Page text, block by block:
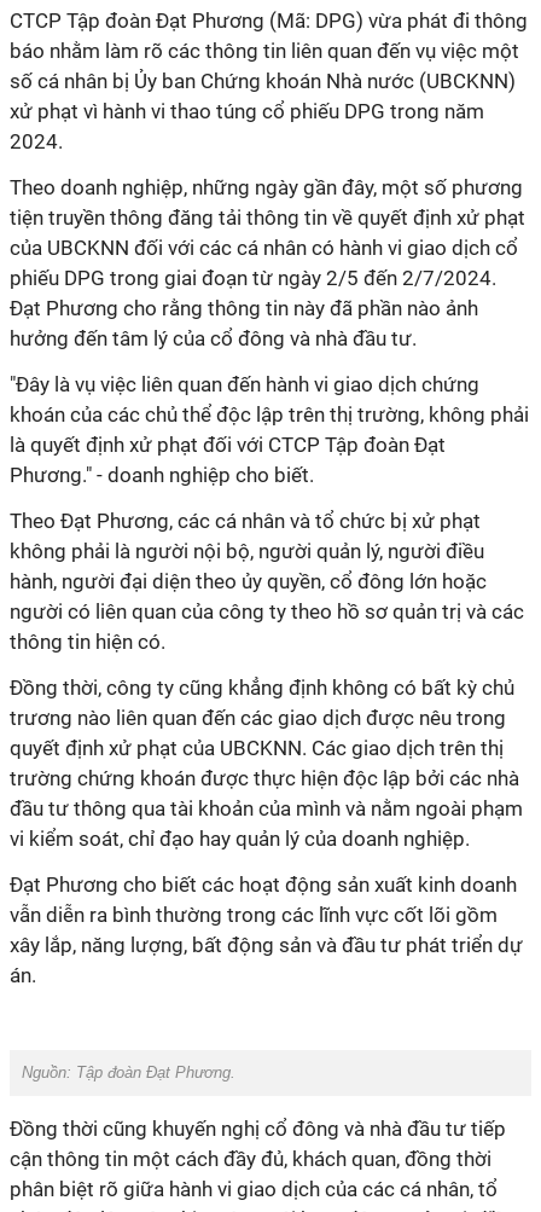
CTCP Tập đoàn Đạt Phương (Mã: DPG) vừa phát đi thông
báo nhằm làm rõ các thông tin liên quan đến vụ việc một
số cá nhân bị Ủy ban Chứng khoán Nhà nước (UBCKNN)
xử phạt vì hành vi thao túng cổ phiếu DPG trong năm
2024.
Theo doanh nghiệp, những ngày gần đây, một số phương
tiện truyền thông đăng tải thông tin về quyết định xử phạt
của UBCKNN đối với các cá nhân có hành vi giao dịch cổ
phiếu DPG trong giai đoạn từ ngày 2/5 đến 2/7/2024.
Đạt Phương cho rằng thông tin này đã phần nào ảnh
hưởng đến tâm lý của cổ đông và nhà đầu tư.
"Đây là vụ việc liên quan đến hành vi giao dịch chứng
khoán của các chủ thể độc lập trên thị trường, không phải
là quyết định xử phạt đối với CTCP Tập đoàn Đạt
Phương." - doanh nghiệp cho biết.
Theo Đạt Phương, các cá nhân và tổ chức bị xử phạt
không phải là người nội bộ, người quản lý, người điều
hành, người đại diện theo ủy quyền, cổ đông lớn hoặc
người có liên quan của công ty theo hồ sơ quản trị và các
thông tin hiện có.
Đồng thời, công ty cũng khẳng định không có bất kỳ chủ
trương nào liên quan đến các giao dịch được nêu trong
quyết định xử phạt của UBCKNN. Các giao dịch trên thị
trường chứng khoán được thực hiện độc lập bởi các nhà
đầu tư thông qua tài khoản của mình và nằm ngoài phạm
vi kiểm soát, chỉ đạo hay quản lý của doanh nghiệp.
Đạt Phương cho biết các hoạt động sản xuất kinh doanh
vẫn diễn ra bình thường trong các lĩnh vực cốt lõi gồm
xây lắp, năng lượng, bất động sản và đầu tư phát triển dự
án.
Nguồn: Tập đoàn Đạt Phương.
Đồng thời cũng khuyến nghị cổ đông và nhà đầu tư tiếp
cận thông tin một cách đầy đủ, khách quan, đồng thời
phân biệt rõ giữa hành vi giao dịch của các cá nhân, tổ